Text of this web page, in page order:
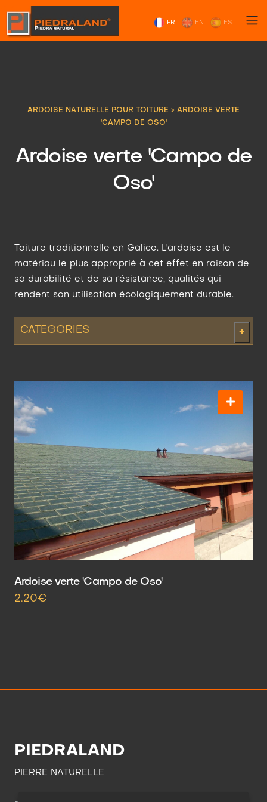
ES
EN
FR
ARDOISE NATURELLE POUR TOITURE > ARDOISE VERTE
'CAMPO DE OSO'
Ardoise verte 'Campo de
Oso'
Toiture traditionnelle en Galice. L'ardoise est le
matériau le plus approprié à cet effet en raison de
sa durabilité et de sa résistance, qualités qui
rendent son utilisation écologiquement durable.
CATEGORIES +
Ardoise verte 'Campo de Oso'
2.20€
PIEDRALAND
PIERRE NATURELLE